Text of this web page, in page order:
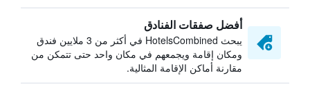
أفضل صفقات الفنادق
يبحث HotelsCombined في أكثر من 3 ملايين فندق
ومكان إقامة ويجمعهم في مكان واحد حتى تتمكن من
مقارنة أماكن الإقامة المثالية.